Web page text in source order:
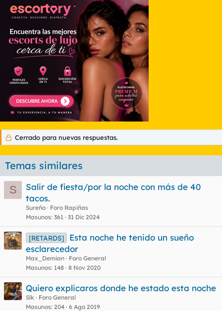
Cerrado para nuevas respuestas.
Temas similares
S
Salir de fiesta/por la noche con más de 40
tacos.
Sureño
Foro Rapiñas
Masunos 361 31 Dic 2024
[RETARDS]
Esta noche he tenido un sueño
esclarecedor
Max_Demian
Foro General
Masunos 148 8 Nov 2020
Quiero explicaros donde he estado esta noche
Slk
Foro General
Masunos 204 6 Ago 2019